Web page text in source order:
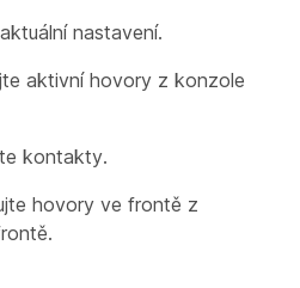
nastavení.
aktivní hovory z konzole
kontakty.
hovory ve frontě z